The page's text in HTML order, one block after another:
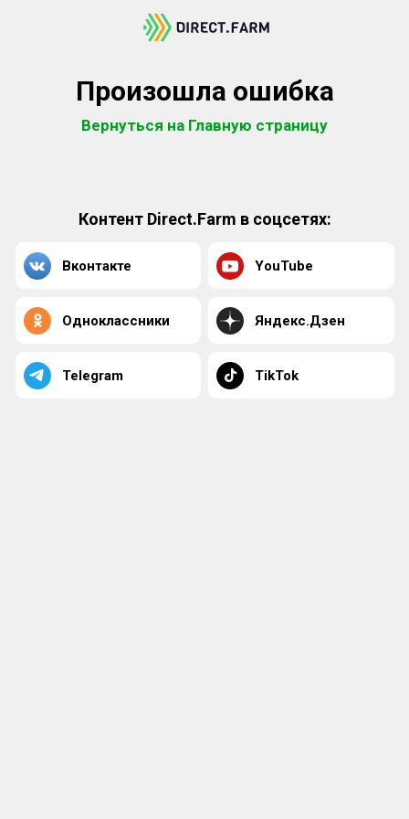
Произошла ошибка
Вернуться на Главную страницу
Контент Direct.Farm в соцсетях:
Вконтакте YouTube
Одноклассники Яндекс.Дзен
Telegram TikTok